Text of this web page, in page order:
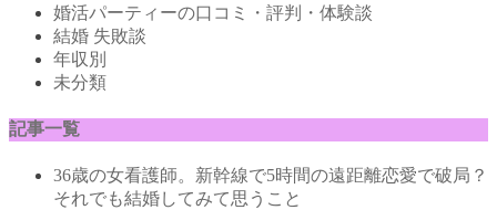
婚活パーティーの口コミ・評判・体験談
結婚 失敗談
年収別
未分類
記事一覧
36歳の女看護師。新幹線で5時間の遠距離恋愛で破局？
それでも結婚してみて思うこと